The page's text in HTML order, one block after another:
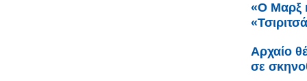
«Ο Μαρξ
Αρχαίο
σε